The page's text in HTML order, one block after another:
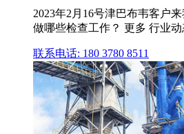
2023年2月16号津巴布韦客户
做哪些检查工作？ 更多 行业动
联系电话: 180 3780 8511